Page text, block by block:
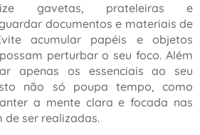
gavetas, prateleiras e
documentos e materiais de
acumular papéis e objetos
perturbar o seu foco. Além
apenas os essenciais ao seu
não só poupa tempo, como
a mente clara e focada nas
ser realizadas.